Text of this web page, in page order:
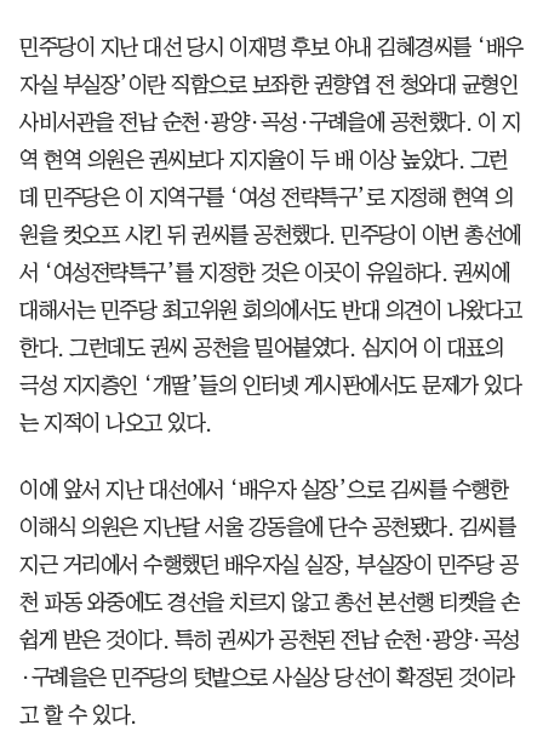
민주당이 지난 대선 당시 이재명 후보 아내 김혜경씨를 ‘배우
자실 부실장’이란 직함으로 보좌한 권향엽 전 청와대 균형인
사비서관을 전남 순천·광양·곡성·구례을에 공천했다. 이 지
역 현역 의원은 권씨보다 지지율이 두 배 이상 높았다. 그런
데 민주당은 이 지역구를 ‘여성 전략특구’로 지정해 현역 의
원을 컷오프 시킨 뒤 권씨를 공천했다. 민주당이 이번 총선에
서 ‘여성전략특구’를 지정한 것은 이곳이 유일하다. 권씨에
대해서는 민주당 최고위원 회의에서도 반대 의견이 나왔다고
한다. 그런데도 권씨 공천을 밀어붙였다. 심지어 이 대표의
극성 지지층인 ‘개딸’들의 인터넷 게시판에서도 문제가 있다
는 지적이 나오고 있다.
이에 앞서 지난 대선에서 ‘배우자 실장’으로 김씨를 수행한
이해식 의원은 지난달 서울 강동을에 단수 공천됐다. 김씨를
지근 거리에서 수행했던 배우자실 실장, 부실장이 민주당 공
천 파동 와중에도 경선을 치르지 않고 총선 본선행 티켓을 손
쉽게 받은 것이다. 특히 권씨가 공천된 전남 순천·광양·곡성
·구례을은 민주당의 텃밭으로 사실상 당선이 확정된 것이라
고 할 수 있다.